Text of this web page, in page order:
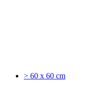
> 60 x 60 cm